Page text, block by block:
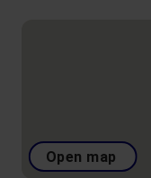
Open map